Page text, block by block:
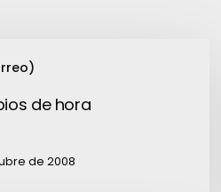
de hora
de 2008